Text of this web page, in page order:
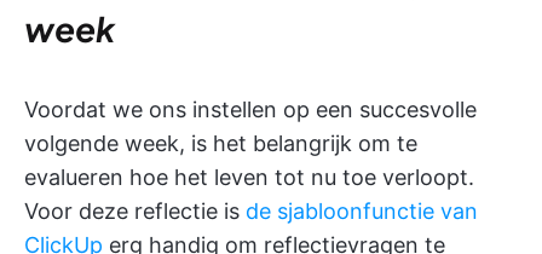
week
Voordat we ons instellen op een succesvolle
volgende week, is het belangrijk om te
evalueren hoe het leven tot nu toe verloopt.
Voor deze reflectie is de sjabloonfunctie van
ClickUp erg handig om reflectievragen te